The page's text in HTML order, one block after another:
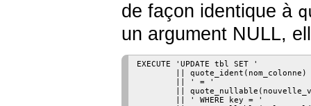
de façon identique à
un argument NULL,
EXECUTE 'UPDATE tbl SET '
        || quote_ident(nom_colonne)
        || ' = '
||
        || ' WHERE key = '